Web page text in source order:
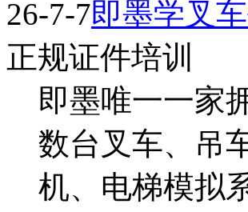
26-7-7即墨学叉
正规证件培训
即墨唯一一家
数台叉车、吊
机、电梯模拟